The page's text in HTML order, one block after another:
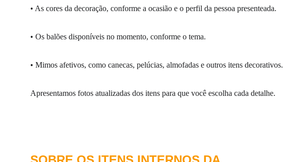
• As cores da decoração, conforme a ocasião e o perfil da pessoa presenteada.
• Os balões disponíveis no momento, conforme o tema.
• Mimos afetivos, como canecas, pelúcias, almofadas e outros itens decorativos.
Apresentamos fotos atualizadas dos itens para que você escolha cada detalhe.